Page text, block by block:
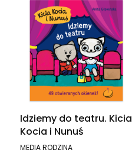
Idziemy do teatru. Kicia
Kocia i Nunuś
PRODUCENT
MEDIA RODZINA